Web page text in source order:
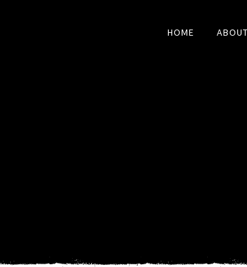
HOME ABOUT